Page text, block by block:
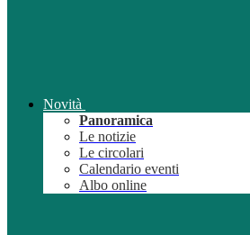
Novità
Panoramica
Le notizie
Le circolari
Calendario eventi
Albo online